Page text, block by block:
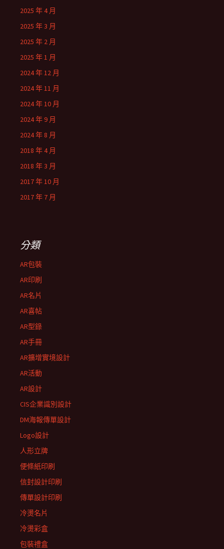
2025 年 4 月
2025 年 3 月
2025 年 2 月
2025 年 1 月
2024 年 12 月
2024 年 11 月
2024 年 10 月
2024 年 9 月
2024 年 8 月
2018 年 4 月
2018 年 3 月
2017 年 10 月
2017 年 7 月
分類
AR包裝
AR印刷
AR名片
AR喜帖
AR型錄
AR手冊
AR擴增實境設計
AR活動
AR設計
CIS企業識別設計
DM海報傳單設計
Logo設計
人形立牌
便條紙印刷
信封設計印刷
傳單設計印刷
冷燙名片
冷燙彩盒
包裝禮盒